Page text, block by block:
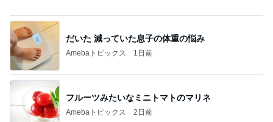
フルーツみたいなミニトマトのマリネ
Amebaトピックス 2日前